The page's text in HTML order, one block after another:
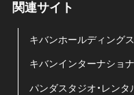
関連サイト
キバンホールディングス
キバンインターナショ
パンダスタジオ・レンタ